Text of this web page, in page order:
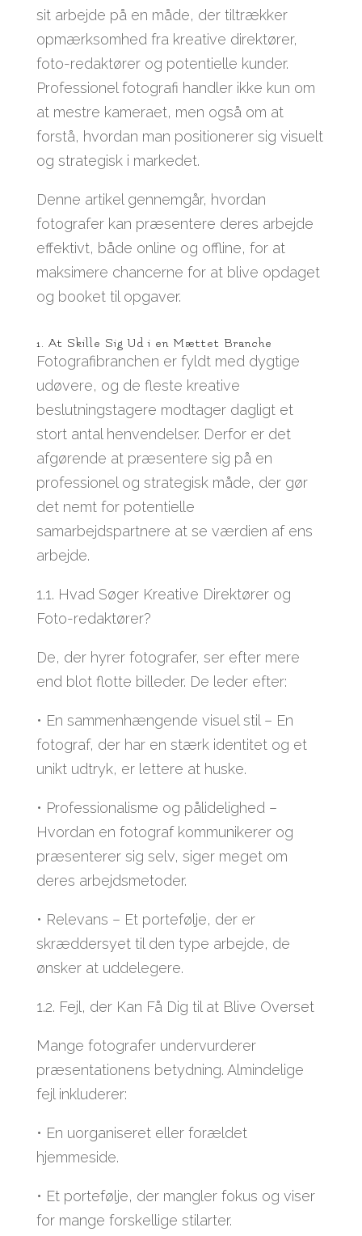
sit arbejde på en måde, der tiltrækker
opmærksomhed fra kreative direktører,
foto-redaktører og potentielle kunder.
Professionel fotografi handler ikke kun om
at mestre kameraet, men også om at
forstå, hvordan man positionerer sig visuelt
og strategisk i markedet.
Denne artikel gennemgår, hvordan
fotografer kan præsentere deres arbejde
effektivt, både online og offline, for at
maksimere chancerne for at blive opdaget
og booket til opgaver.
1. At Skille Sig Ud i en Mættet Branche
Fotografibranchen er fyldt med dygtige
udøvere, og de fleste kreative
beslutningstagere modtager dagligt et
stort antal henvendelser. Derfor er det
afgørende at præsentere sig på en
professionel og strategisk måde, der gør
det nemt for potentielle
samarbejdspartnere at se værdien af ens
arbejde.
1.1. Hvad Søger Kreative Direktører og
Foto-redaktører?
De, der hyrer fotografer, ser efter mere
end blot flotte billeder. De leder efter:
• En sammenhængende visuel stil – En
fotograf, der har en stærk identitet og et
unikt udtryk, er lettere at huske.
• Professionalisme og pålidelighed –
Hvordan en fotograf kommunikerer og
præsenterer sig selv, siger meget om
deres arbejdsmetoder.
• Relevans – Et portefølje, der er
skræddersyet til den type arbejde, de
ønsker at uddelegere.
1.2. Fejl, der Kan Få Dig til at Blive Overset
Mange fotografer undervurderer
præsentationens betydning. Almindelige
fejl inkluderer:
• En uorganiseret eller forældet
hjemmeside.
• Et portefølje, der mangler fokus og viser
for mange forskellige stilarter.